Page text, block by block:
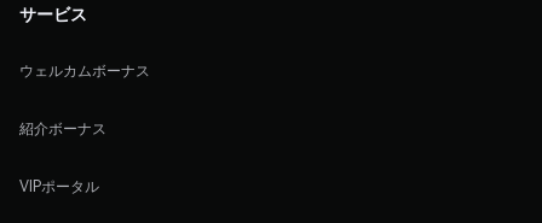
サービス
ウェルカムボーナス
紹介ボーナス
VIPポータル